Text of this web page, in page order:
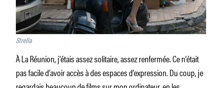
Strella
À La Réunion, j’étais assez solitaire, assez renfermée. Ce n’était
pas facile d’avoir accès à des espaces d’expression. Du coup, je